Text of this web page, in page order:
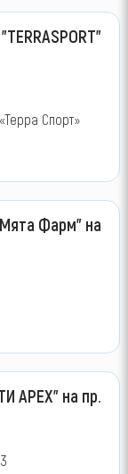
Спорт»
Фарм" на
APEX" на пр.